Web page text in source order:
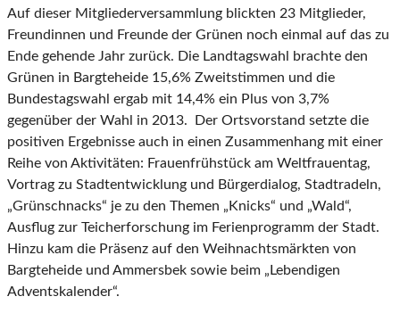
Auf dieser Mitgliederversammlung blickten 23 Mitglieder,
Freundinnen und Freunde der Grünen noch einmal auf das zu
Ende gehende Jahr zurück. Die Landtagswahl brachte den
Grünen in Bargteheide 15,6% Zweitstimmen und die
Bundestagswahl ergab mit 14,4% ein Plus von 3,7%
gegenüber der Wahl in 2013. Der Ortsvorstand setzte die
positiven Ergebnisse auch in einen Zusammenhang mit einer
Reihe von Aktivitäten: Frauenfrühstück am Weltfrauentag,
Vortrag zu Stadtentwicklung und Bürgerdialog, Stadtradeln,
„Grünschnacks“ je zu den Themen „Knicks“ und „Wald“,
Ausflug zur Teicherforschung im Ferienprogramm der Stadt.
Hinzu kam die Präsenz auf den Weihnachtsmärkten von
Bargteheide und Ammersbek sowie beim „Lebendigen
Adventskalender“.